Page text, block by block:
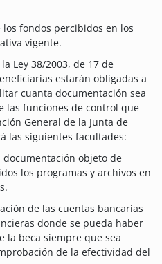
fondos percibidos en los
vigente.
Ley 38/2003, de 17 de
estarán obligadas a
cuanta documentación sea
las funciones de control que
General de la Junta de
las siguientes facultades:
documentación objeto de
los programas y archivos en
de las cuentas bancarias
donde se pueda haber
la beca siempre que sea
de la efectividad del